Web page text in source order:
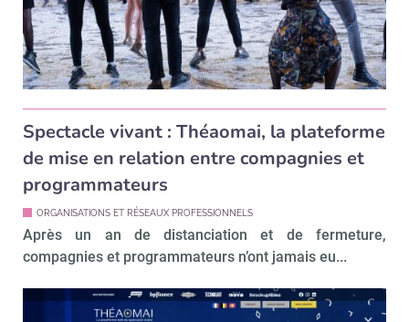
Spectacle vivant : Théaomai, la plateforme
de mise en relation entre compagnies et
programmateurs
ORGANISATIONS ET RÉSEAUX PROFESSIONNELS
Après un an de distanciation et de fermeture,
compagnies et programmateurs n’ont jamais eu...